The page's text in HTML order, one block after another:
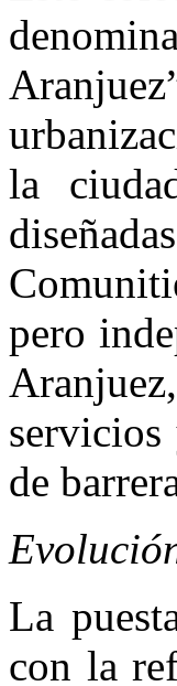
la
pero
de
La
con la